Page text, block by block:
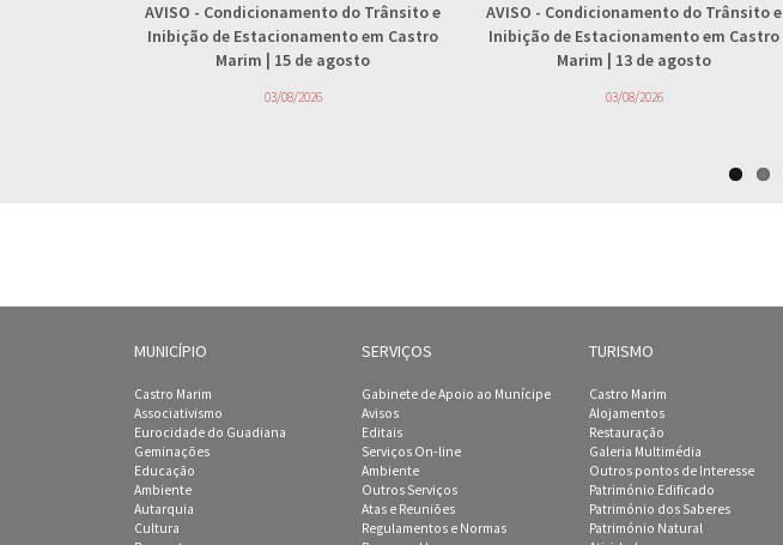
AVISO - Condicionamento do Trânsito e
Inibição de Estacionamento em Castro
Marim | 15 de agosto
03/08/2026
AVISO - Condicionamento do Trânsito e
Inibição de Estacionamento em Castro
Marim | 13 de agosto
03/08/2026
MUNICÍPIO
Castro Marim
Associativismo
Eurocidade do Guadiana
Geminações
Educação
Ambiente
Autarquia
Cultura
SERVIÇOS
Gabinete de Apoio ao Munícipe
Avisos
Editais
Serviços On-line
Ambiente
Outros Serviços
Atas e Reuniões
Regulamentos e Normas
TURISMO
Castro Marim
Alojamentos
Restauração
Galeria Multimédia
Outros pontos de Interesse
Património Edificado
Património dos Saberes
Património Natural